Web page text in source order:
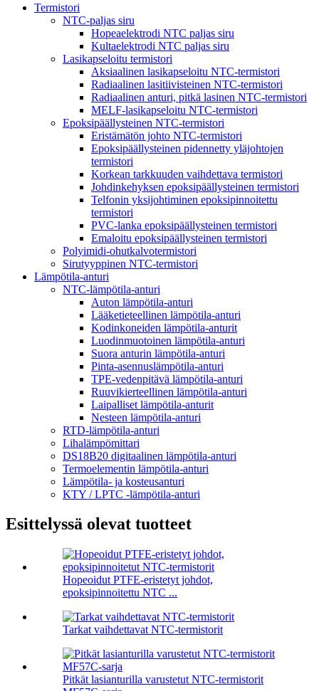
Termistori
NTC-paljas siru
Hopeaelektrodi NTC paljas siru
Kultaelektrodi NTC paljas siru
Lasikapseloitu termistori
Aksiaalinen lasikapseloitu NTC-termistori
Radiaalinen lasitiivisteinen NTC-termistori
Radiaalinen anturi, pitkä lasinen NTC-termistori
MELF-lasikapseloitu NTC-termistori
Epoksipäällysteinen NTC-termistori
Eristämätön johto NTC-termistori
Epoksipäällysteinen pidennetty yläjohtojen
termistori
Korkean tarkkuuden vaihdettava termistori
Johdinkehyksen epoksipäällysteinen termistori
Telfonin yksijohtiminen epoksipinnoitettu
termistori
PVC-lanka epoksipäällysteinen termistori
Emaloitu epoksipäällysteinen termistori
Polyimidi-ohutkalvotermistori
Sirutyyppinen NTC-termistori
Lämpötila-anturi
NTC-lämpötila-anturi
Auton lämpötila-anturi
Lääketieteellinen lämpötila-anturi
Kodinkoneiden lämpötila-anturit
Luodinmuotoinen lämpötila-anturi
Suora anturin lämpötila-anturi
Pinta-asennuslämpötila-anturi
TPE-vedenpitävä lämpötila-anturi
Ruuvikierteellinen lämpötila-anturi
Laipalliset lämpötila-anturit
Nesteen lämpötila-anturi
RTD-lämpötila-anturi
Lihalämpömittari
DS18B20 digitaalinen lämpötila-anturi
Termoelementin lämpötila-anturi
Lämpötila- ja kosteusanturi
KTY / LPTC -lämpötila-anturi
Esittelyssä olevat tuotteet
Hopeoidut PTFE-eristetyt johdot,
epoksipinnoitettu NTC ...
Tarkat vaihdettavat NTC-termistorit
Pitkät lasianturilla varustetut NTC-termistorit